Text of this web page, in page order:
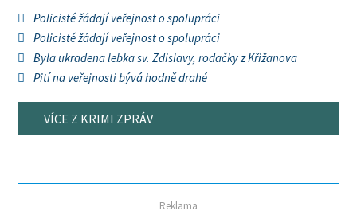
Policisté žádají veřejnost o spolupráci
Policisté žádají veřejnost o spolupráci
Byla ukradena lebka sv. Zdislavy, rodačky z Křižanova
Pití na veřejnosti bývá hodně drahé
VÍCE Z KRIMI ZPRÁV
Reklama